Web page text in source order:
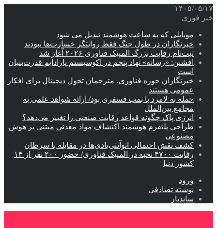
۱۴۰۵/۰۵/۱۷
خبر فوری
موبایلی که به ساعت هوشمند تبدیل می شود
خبرنگاران در طول جنگ فقط روایتگر خسارت‌ها نبودند
ثبت‌نام رقابت بزرگ المپیک فناوری ۲۰۲۶ آغاز شد
افشین: «رسانه» نهاد پنجم در اکوسیستم پارادایم قدرت‌بنیان
است
خبرنگاران حوزه فناوری، مترجمان تحول دیجیتال برای افکار
عمومی هستند
حمله به لامرد با بمب فسفری بود/ ارائه شواهد علمی به
مجامع بین‌الملل
انرژی پاک چگونه قواعد رقابت صنعتی را تغییر می‌دهد؟
طراحی پلتفرم هوشمند اکتشاف مواد معدنی مبتنی بر هوش
مصنوعی
کشف نقش احتمالی اتوآنتی‌بادی‌ها در مقابله با سرطان
رقابت ۴۷۰۰ نخبه در المپیک فناوری/ حضور ۲۰۰ نفر از ۱۴
کشور دنیا
ورود
نوشته تصادفی
سایدبار